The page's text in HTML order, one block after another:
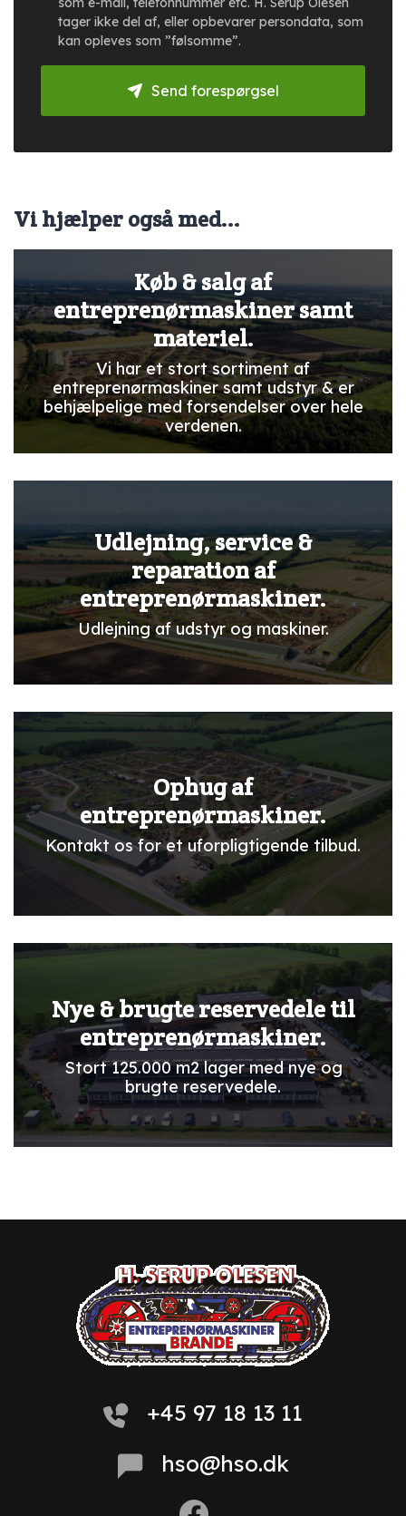
tager ikke del af, eller opbevarer persondata, som
kan opleves som ”følsomme”.
Send forespørgsel
Vi hjælper også med...
Køb & salg af
entreprenørmaskiner samt
materiel.
Vi har et stort sortiment af
entreprenørmaskiner samt udstyr & er
behjælpelige med forsendelser over hele
verdenen.
Udlejning, service &
reparation af
entreprenørmaskiner.
Udlejning af udstyr og maskiner.
Ophug af
entreprenørmaskiner.
Kontakt os for et uforpligtigende tilbud.
Nye & brugte reservedele til
entreprenørmaskiner.
Stort 125.000 m2 lager med nye og
brugte reservedele.
+45 97 18 13 11
hso@hso.dk